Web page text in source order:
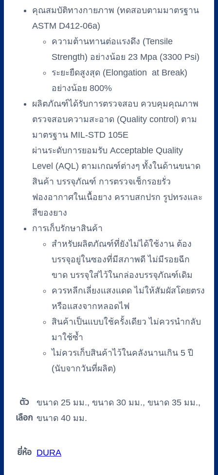
คุณสมบัติทางกายภาพ (ทดสอบตามมาตรฐาน
ASTM D412-06a)
ความต้านทานต่อแรงดึง (Tensile
Strength) อย่างน้อย 23 Mpa (3300 Psi)
ระยะยืดสูงสุด (Elongation at Break)
อย่างน้อย 800%
ผลิตภัณฑ์ได้รับการตรวจสอบ ควบคุมคุณภาพ
ตรวจสอบความสะอาด (Quality control) ตาม
มาตรฐาน MIL-STD 105E
ผ่านระดับการยอมรับ Acceptable Quality
Level (AQL) ตามเกณฑ์ต่างๆ ทั้งในด้านขนาด
สินค้า บรรจุภัณฑ์ การตรวจเช็กรอยรั่ว
ฟองอากาศในเนื้อยาง คราบสกปรก รูปทรงและ
สีของยาง
การเก็บรักษาสินค้า
สำหรับผลิตภัณฑ์ที่ยังไม่ได้ใช้งาน ต้อง
บรรจุอยู่ในซองที่มีสภาพดี ไม่มีรอยฉีก
ขาด บรรจุใส่ไว้ในกล่องบรรจุภัณฑ์เดิม
ควรหลีกเลี่ยงแสงแดด ไม่ให้สัมผัสโดยตรง
หรือแสงจากหลอดไฟ
สินค้าเป็นแบบใช้ครั้งเดียว ไม่ควรนำกลับ
มาใช้ซ้ำ
ไม่ควรเก็บสินค้าไว้ในคลังนานเกิน 5 ปี
(นับจากวันที่ผลิต)
ตัว
เลือก
ขนาด 25 มม., ขนาด 30 มม., ขนาด 35 มม.,
ขนาด 40 มม.
ยี่ห้อ DURA